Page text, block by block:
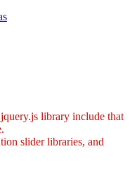
library include that
slider libraries, and